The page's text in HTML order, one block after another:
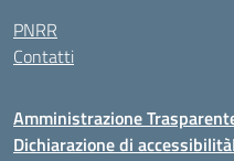
PNRR
Contatti
Amministrazione
Dichiarazione di accessibilità